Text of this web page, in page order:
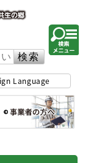
Language